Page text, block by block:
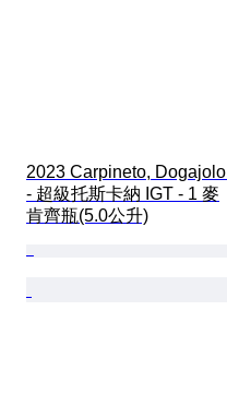
2023 Carpineto, Dogajolo
- 超級托斯卡納 IGT - 1 麥
肯齊瓶(5.0公升)